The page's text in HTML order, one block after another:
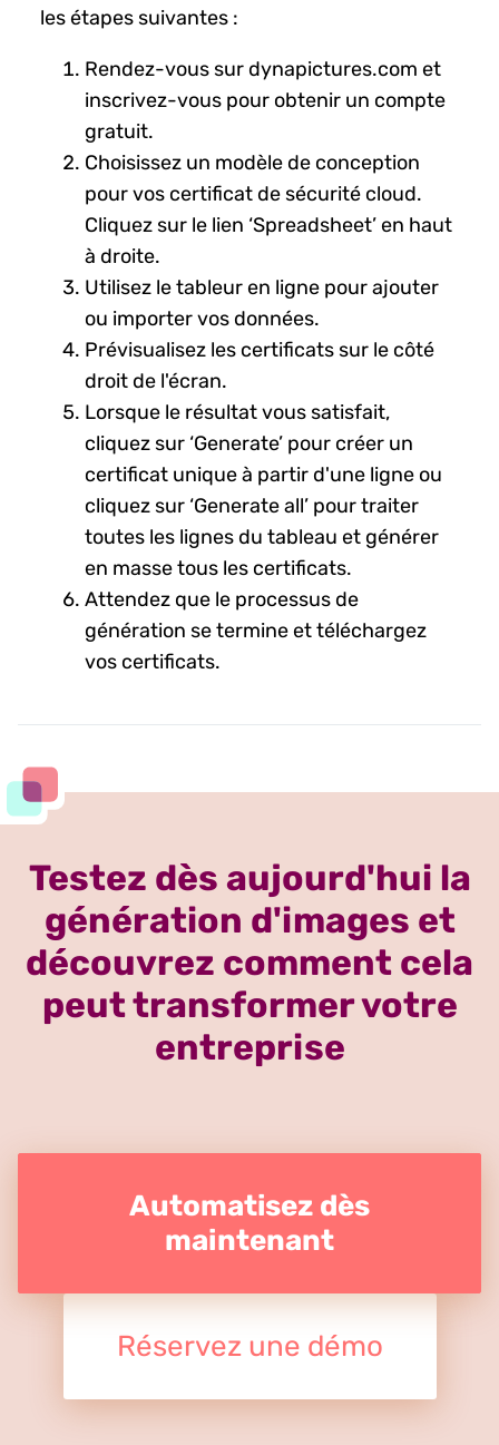
les étapes suivantes :
Rendez-vous sur dynapictures.com et
inscrivez-vous pour obtenir un compte
gratuit.
Choisissez un modèle de conception
pour vos certificat de sécurité cloud.
Cliquez sur le lien ‘Spreadsheet’ en haut
à droite.
Utilisez le tableur en ligne pour ajouter
ou importer vos données.
Prévisualisez les certificats sur le côté
droit de l'écran.
Lorsque le résultat vous satisfait,
cliquez sur ‘Generate’ pour créer un
certificat unique à partir d'une ligne ou
cliquez sur ‘Generate all’ pour traiter
toutes les lignes du tableau et générer
en masse tous les certificats.
Attendez que le processus de
génération se termine et téléchargez
vos certificats.
Testez dès aujourd'hui la
génération d'images et
découvrez comment cela
peut transformer votre
entreprise
Automatisez dès
maintenant
Réservez une démo